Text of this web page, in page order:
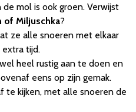
mol is ook groen. Verwijst
of Miljuschka?
ze alle snoeren met elkaar
tijd.
heel rustig aan te doen en
eens op zijn gemak.
te kijken, met alle snoeren de